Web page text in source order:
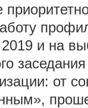
и на
от